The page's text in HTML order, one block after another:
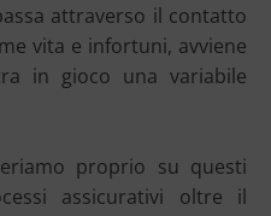
attraverso il contatto
vita e infortuni, avviene
in gioco una variabile
proprio su questi
assicurativi oltre il